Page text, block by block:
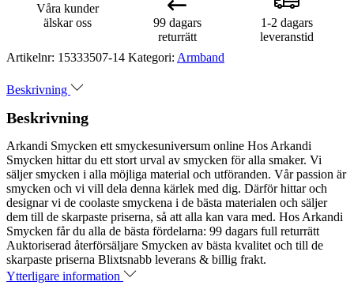
Våra kunder
älskar oss
99 dagars
returrätt
1-2 dagars
leveranstid
Artikelnr: 15333507-14 Kategori: Armband
Beskrivning
Beskrivning
Arkandi Smycken ett smyckesuniversum online Hos Arkandi
Smycken hittar du ett stort urval av smycken för alla smaker. Vi
säljer smycken i alla möjliga material och utföranden. Vår passion är
smycken och vi vill dela denna kärlek med dig. Därför hittar och
designar vi de coolaste smyckena i de bästa materialen och säljer
dem till de skarpaste priserna, så att alla kan vara med. Hos Arkandi
Smycken får du alla de bästa fördelarna: 99 dagars full returrätt
Auktoriserad återförsäljare Smycken av bästa kvalitet och till de
skarpaste priserna Blixtsnabb leverans & billig frakt.
Ytterligare information